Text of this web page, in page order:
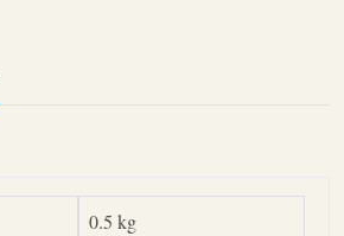
0.5 kg